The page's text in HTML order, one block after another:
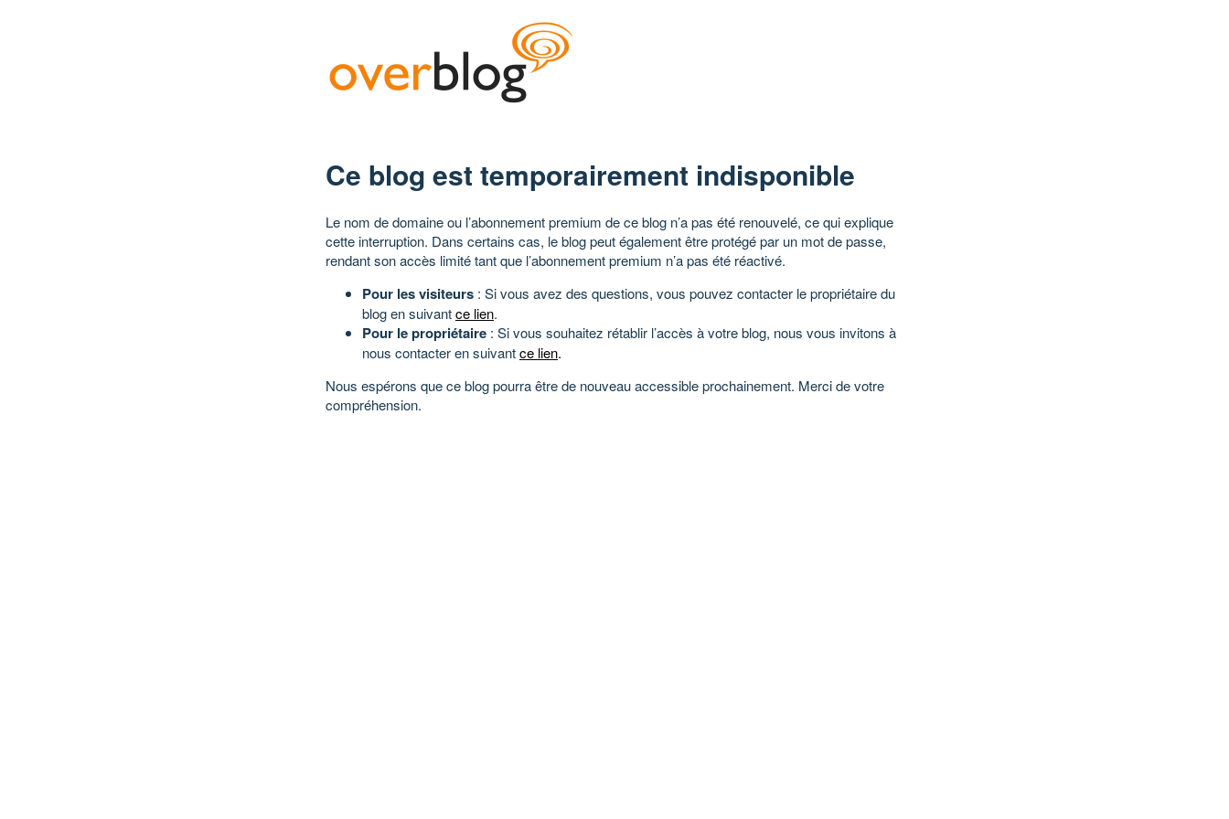
Ce blog est temporairement indisponible
Le nom de domaine ou l’abonnement premium de ce blog n’a pas été renouvelé, ce qui explique
cette interruption. Dans certains cas, le blog peut également être protégé par un mot de passe,
rendant son accès limité tant que l’abonnement premium n’a pas été réactivé.
Pour les visiteurs : Si vous avez des questions, vous pouvez contacter le propriétaire du
blog en suivantce lien.
Pour le propriétaire : Si vous souhaitez rétablir l’accès à votre blog, nous vous invitons à
nous contacter en suivantce lien.
Nous espérons que ce blog pourra être de nouveau accessible prochainement. Merci de votre
compréhension.